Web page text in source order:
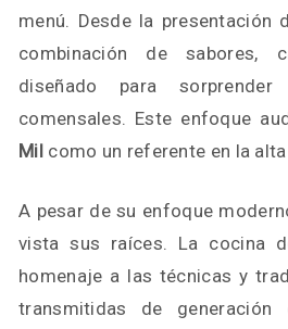
menú. Desde la presentación
combinación de sabores,
diseñado para
comensales. Este enfoque
Mil como un referente en la
A pesar de su enfoque
vista sus raíces. La cocina
homenaje a las técnicas y
transmitidas de generación